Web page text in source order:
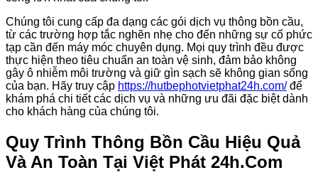
Chúng tôi cung cấp đa dạng các gói dịch vụ thông bồn cầu,
từ các trường hợp tắc nghẽn nhẹ cho đến những sự cố phức
tạp cần đến máy móc chuyên dụng. Mọi quy trình đều được
thực hiện theo tiêu chuẩn an toàn vệ sinh, đảm bảo không
gây ô nhiễm môi trường và giữ gìn sạch sẽ không gian sống
của bạn. Hãy truy cập https://hutbephotvietphat24h.com/để
khám phá chi tiết các dịch vụ và những ưu đãi đặc biệt dành
cho khách hàng của chúng tôi.
Quy Trình Thông Bồn Cầu Hiệu Quả
Và An Toàn Tại Việt Phát 24h.Com